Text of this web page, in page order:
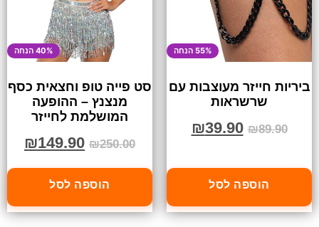
55% הנחה
ביריות חייזר מעוצבות עם
שרשראות
₪89.90
₪39.90
הוספה לסל
40% הנחה
סט פייה טופ וחצאית כסף
מנצנץ – ההופעה
המושלמת לחייזר
₪250.00
₪149.90
הוספה לסל